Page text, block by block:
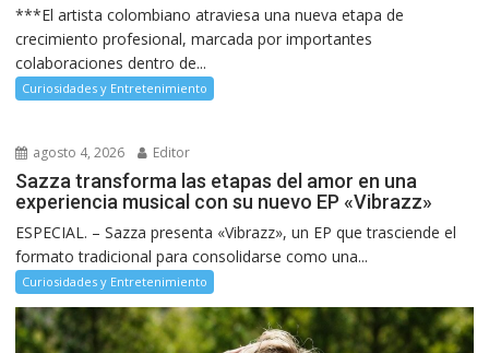
***El artista colombiano atraviesa una nueva etapa de
crecimiento profesional, marcada por importantes
colaboraciones dentro de...
Curiosidades y Entretenimiento
agosto 4, 2026 Editor
Sazza transforma las etapas del amor en una
experiencia musical con su nuevo EP «Vibrazz»
ESPECIAL. – Sazza presenta «Vibrazz», un EP que trasciende el
formato tradicional para consolidarse como una...
Curiosidades y Entretenimiento